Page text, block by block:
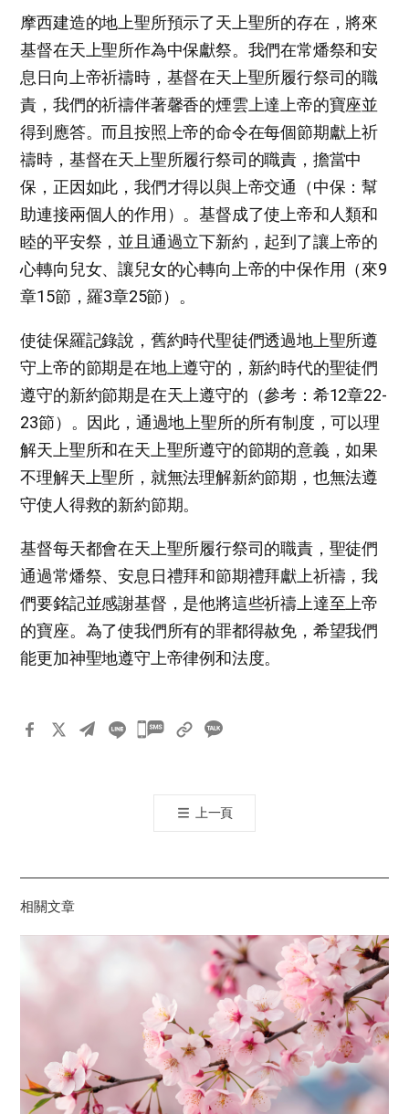
摩西建造的地上聖所預示了天上聖所的存在，將來
基督在天上聖所作為中保獻祭。我們在常燔祭和安
息日向上帝祈禱時，基督在天上聖所履行祭司的職
責，我們的祈禱伴著馨香的煙雲上達上帝的寶座並
得到應答。而且按照上帝的命令在每個節期獻上祈
禱時，基督在天上聖所履行祭司的職責，擔當中
保，正因如此，我們才得以與上帝交通（中保：幫
助連接兩個人的作用）。基督成了使上帝和人類和
睦的平安祭，並且通過立下新約，起到了讓上帝的
心轉向兒女、讓兒女的心轉向上帝的中保作用（來9
章15節，羅3章25節）。
使徒保羅記錄說，舊約時代聖徒們透過地上聖所遵
守上帝的節期是在地上遵守的，新約時代的聖徒們
遵守的新約節期是在天上遵守的（參考：希12章22-
23節）。因此，通過地上聖所的所有制度，可以理
解天上聖所和在天上聖所遵守的節期的意義，如果
不理解天上聖所，就無法理解新約節期，也無法遵
守使人得救的新約節期。
基督每天都會在天上聖所履行祭司的職責，聖徒們
通過常燔祭、安息日禮拜和節期禮拜獻上祈禱，我
們要銘記並感謝基督，是他將這些祈禱上達至上帝
的寶座。為了使我們所有的罪都得赦免，希望我們
能更加神聖地遵守上帝律例和法度。
카
톡
공
기
上一頁
相關文章